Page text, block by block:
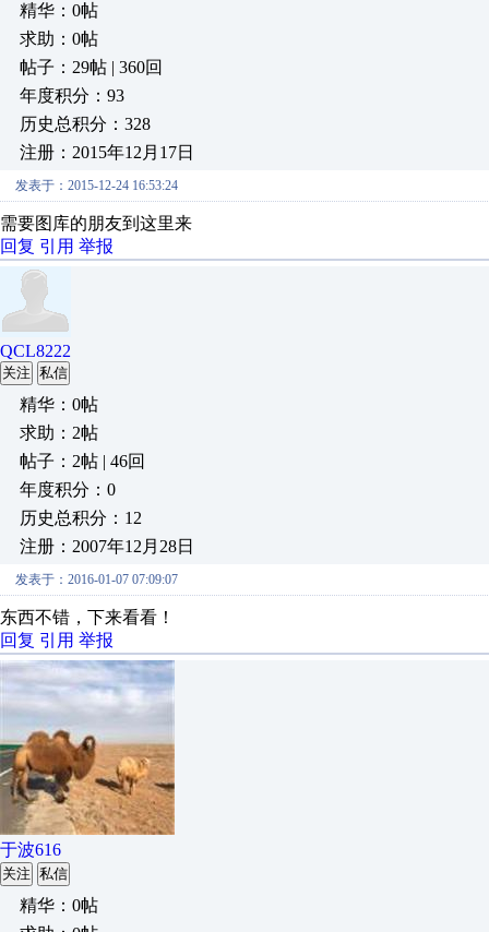
精华：0帖
求助：0帖
帖子：29帖 | 360回
年度积分：93
历史总积分：328
注册：2015年12月17日
发表于：2015-12-24 16:53:24
需要图库的朋友到这里来
回复 引用 举报
QCL8222
关注 私信
精华：0帖
求助：2帖
帖子：2帖 | 46回
年度积分：0
历史总积分：12
注册：2007年12月28日
发表于：2016-01-07 07:09:07
东西不错，下来看看！
回复 引用 举报
于波616
关注 私信
精华：0帖